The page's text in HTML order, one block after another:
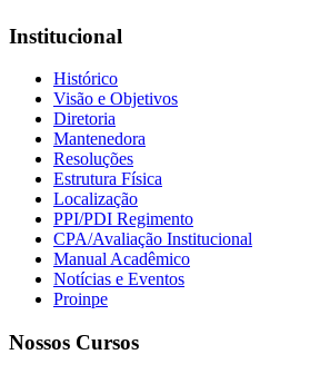
Institucional
Histórico
Visão e Objetivos
Diretoria
Mantenedora
Resoluções
Estrutura Física
Localização
PPI/PDI Regimento
CPA/Avaliação Institucional
Manual Acadêmico
Notícias e Eventos
Proinpe
Nossos Cursos